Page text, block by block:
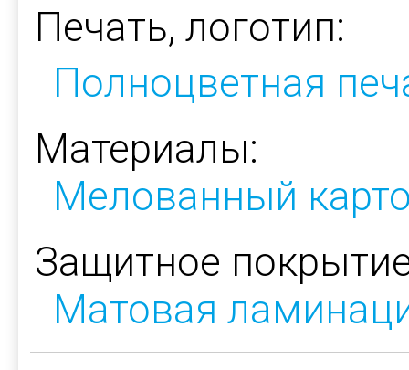
Печать, логотип:
Полноцветная
Материалы:
Мелованный
Защитное
Матовая